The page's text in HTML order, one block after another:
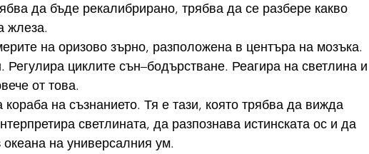
да бъде рекалибрирано, трябва да се разбере какво
жлеза.
на оризово зърно, разположена в центъра на мозъка.
циклите сън–бодърстване. Реагира на светлина и
от това.
на съзнанието. Тя е тази, която трябва да вижда
светлината, да разпознава истинската ос и да
океана на универсалния ум.